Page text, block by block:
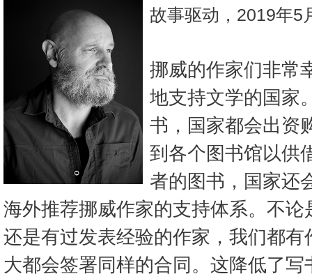
故事驱动，2019年5
挪威的作家们非常
地支持文学的国家
书，国家都会出资
到各个图书馆以供
者的图书，国家还
海外推荐挪威作家的支持体系。不
还是有过发表经验的作家，我们都
大都会签署同样的合同。这降低了